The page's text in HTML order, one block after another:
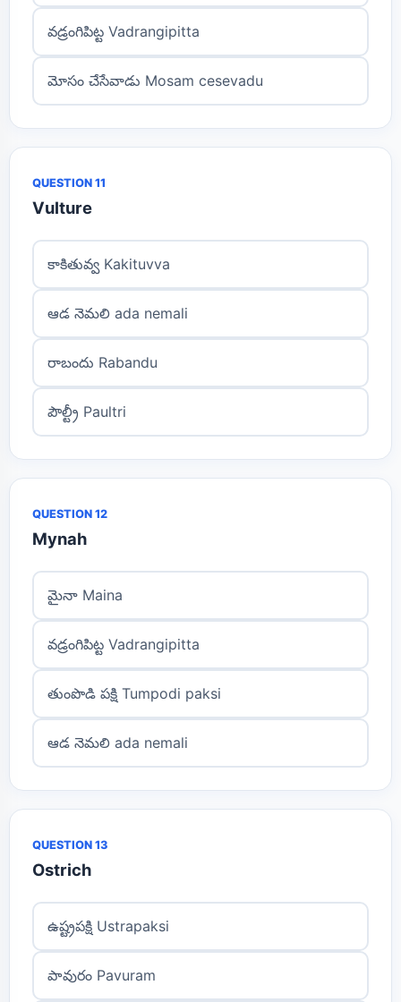
వడ్రంగిపిట్ట Vadrangipitta
మోసం చేసేవాడు Mosam cesevadu
QUESTION 11
Vulture
కాకితువ్వ Kakituvva
ఆడ నెమలి ada nemali
రాబందు Rabandu
పౌల్ట్రీ Paultri
QUESTION 12
Mynah
మైనా Maina
వడ్రంగిపిట్ట Vadrangipitta
తుంపొడి పక్షి Tumpodi paksi
ఆడ నెమలి ada nemali
QUESTION 13
Ostrich
ఉష్ట్రపక్షి Ustrapaksi
పావురం Pavuram